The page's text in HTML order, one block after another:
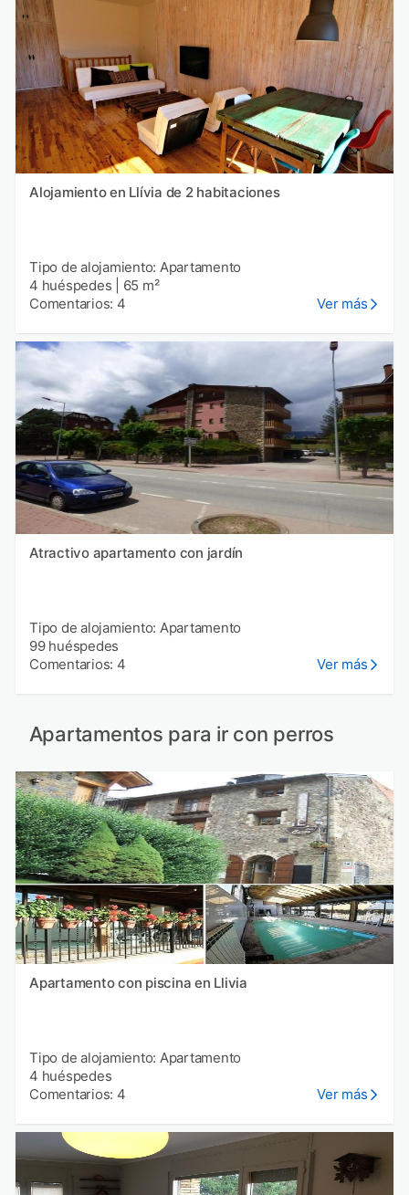
Alojamiento en Llívia de 2 habitaciones
Tipo de alojamiento: Apartamento
4 huéspedes
65 m²
Comentarios: 4
Ver más
Atractivo apartamento con jardín
Tipo de alojamiento: Apartamento
99 huéspedes
Comentarios: 4
Ver más
Apartamentos para ir con perros
Apartamento con piscina en Llivia
Tipo de alojamiento: Apartamento
4 huéspedes
Comentarios: 4
Ver más